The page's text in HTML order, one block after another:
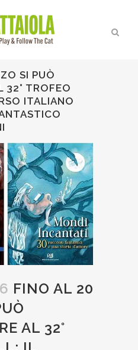
SI PUÒ
32° TROFEO
ITALIANO
FINO AL 20
AL 32°